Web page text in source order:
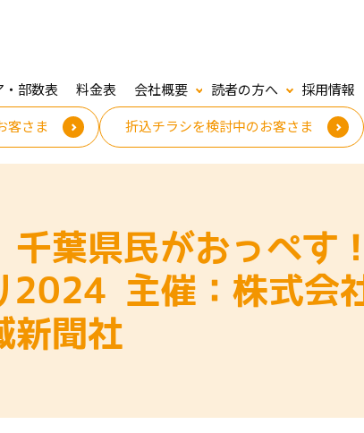
部数表 料金表 会社概要 読者の方へ
採用情報
客さま
折込チラシを検討中のお客さま
千葉県民がおっぺす
2024 主催：株式会
新聞社